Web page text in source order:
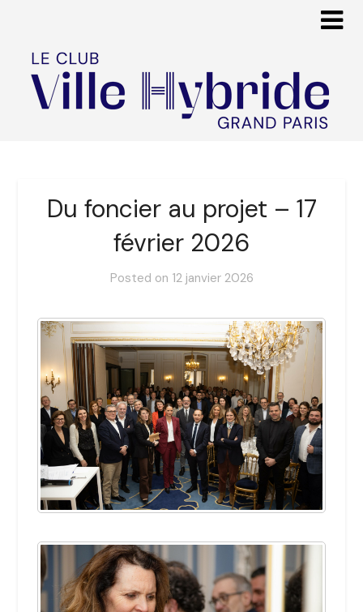
Du foncier au projet – 17
février 2026
Posted on 12 janvier 2026